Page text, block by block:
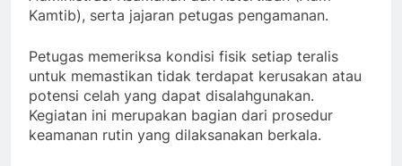
Kamtib), serta jajaran petugas pengamanan.
Petugas memeriksa kondisi fisik setiap teralis
untuk memastikan tidak terdapat kerusakan atau
potensi celah yang dapat disalahgunakan.
Kegiatan ini merupakan bagian dari prosedur
keamanan rutin yang dilaksanakan berkala.